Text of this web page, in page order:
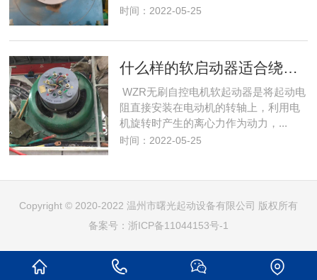
时间：2022-05-25
WZR无刷自控电机软起动器是将起动电
阻直接安装在电动机的转轴上，利用电
机旋转时产生的离心力作为动力，...
时间：2022-05-25
Copyright © 2020-2022 温州市曙光起动设备有限公司 版权所有
备案号： 浙ICP备11044153号-1